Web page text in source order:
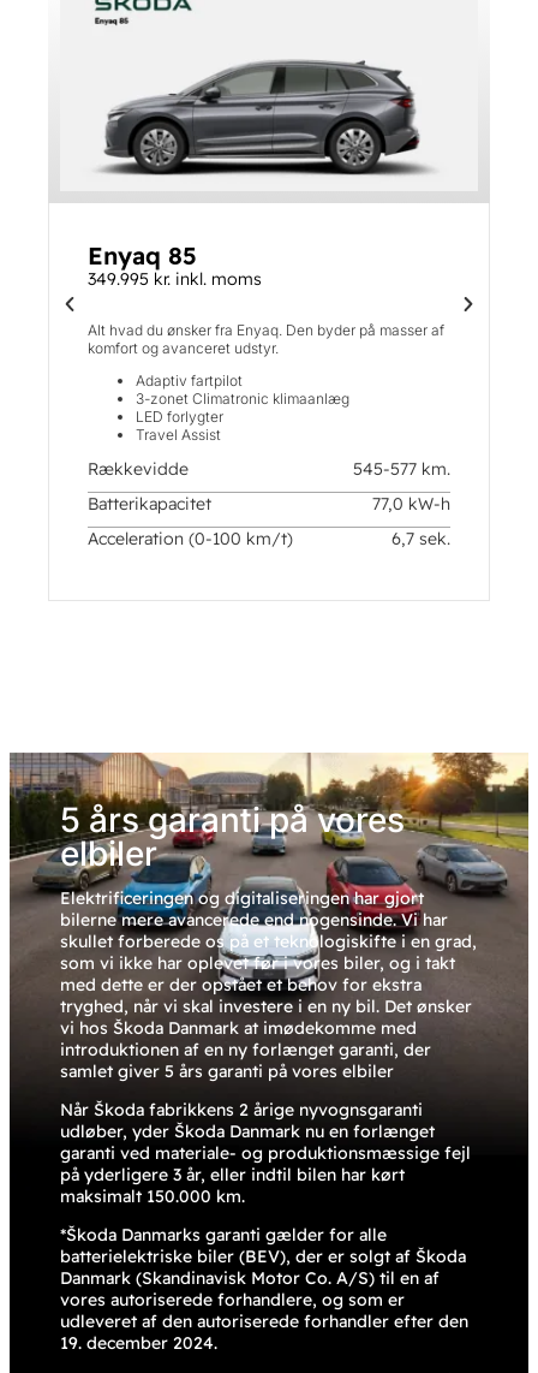
Enyaq 85
349.995 kr. inkl. moms
Alt hvad du ønsker fra Enyaq. Den byder på masser af
komfort og avanceret udstyr.
Adaptiv fartpilot
3-zonet Climatronic klimaanlæg
LED forlygter
Travel Assist
Rækkevidde
545-577 km.
Batterikapacitet
77,0 kW-h
Acceleration (0-100 km/t)
6,7 sek.
5 års garanti på vores
elbiler
Elektrificeringen og digitaliseringen har gjort
bilerne mere avancerede end nogensinde. Vi har
skullet forberede os på et teknologiskifte i en grad,
som vi ikke har oplevet før i vores biler, og i takt
med dette er der opstået et behov for ekstra
tryghed, når vi skal investere i en ny bil. Det ønsker
vi hos Škoda Danmark at imødekomme med
introduktionen af en ny forlænget garanti, der
samlet giver 5 års garanti på vores elbiler
Når Škoda fabrikkens 2 årige nyvognsgaranti
udløber, yder Škoda Danmark nu en forlænget
garanti ved materiale- og produktionsmæssige fejl
på yderligere 3 år, eller indtil bilen har kørt
maksimalt 150.000 km.
*Škoda Danmarks garanti gælder for alle
batterielektriske biler (BEV), der er solgt af Škoda
Danmark (Skandinavisk Motor Co. A/S) til en af
vores autoriserede forhandlere, og som er
udleveret af den autoriserede forhandler efter den
19. december 2024.